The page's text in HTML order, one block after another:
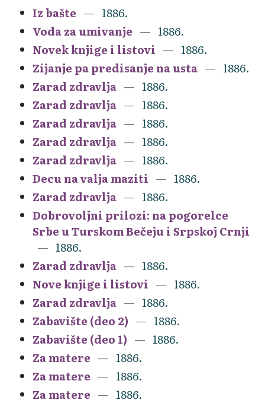
Iz bašte
1886.
Voda za umivanje
1886.
Novek knjige i listovi
1886.
Zijanje pa predisanje na usta
1886.
Zarad zdravlja
1886.
Zarad zdravlja
1886.
Zarad zdravlja
1886.
Zarad zdravlja
1886.
Zarad zdravlja
1886.
Decu na valja maziti
1886.
Zarad zdravlja
1886.
Dobrovoljni prilozi: na pogorelce
Srbe u Turskom Bečeju i Srpskoj Crnji
1886.
Zarad zdravlja
1886.
Nove knjige i listovi
1886.
Zarad zdravlja
1886.
Zabavište (deo 2)
1886.
Zabavište (deo 1)
1886.
Za matere
1886.
Za matere
1886.
Za matere
1886.